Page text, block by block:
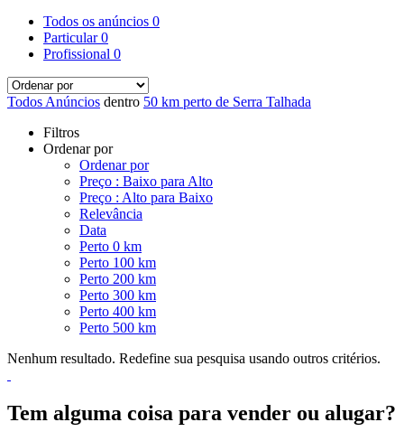
Todos os anúncios 0
Particular0
Profissional 0
Todos Anúncios dentro 50 km perto de Serra Talhada
Filtros
Ordenar por
Ordenar por
Preço : Baixo para Alto
Preço : Alto para Baixo
Relevância
Data
Perto 0 km
Perto 100 km
Perto 200 km
Perto 300 km
Perto 400 km
Perto 500 km
Nenhum resultado. Redefine sua pesquisa usando outros critérios.
Tem alguma coisa para vender ou alugar?